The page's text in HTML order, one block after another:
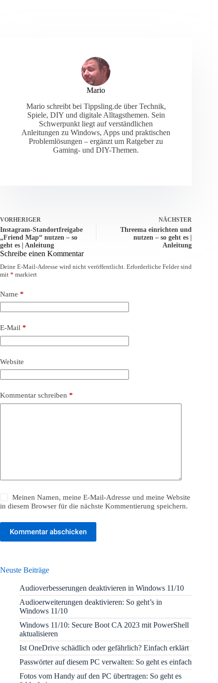
Mario
Mario schreibt bei Tippsling.de über Technik,
Spiele, DIY und digitale Alltagsthemen. Sein
Schwerpunkt liegt auf verständlichen
Anleitungen zu Windows, Apps und praktischen
Problemlösungen – ergänzt um Ratgeber zu
Gaming- und DIY-Themen.
VORHERIGER
Instagram-Standortfreigabe
„Friend Map“ nutzen – so
geht es | Anleitung
NÄCHSTER
Threema einrichten und
nutzen – so geht es |
Anleitung
Schreibe einen Kommentar
Deine E-Mail-Adresse wird nicht veröffentlicht. Erforderliche Felder sind
mit * markiert
Name *
E-Mail *
Website
Kommentar schreiben *
Meinen Namen, meine E-Mail-Adresse und meine Website
in diesem Browser für die nächste Kommentierung speichern.
Kommentar abschicken
Neuste Beiträge
Audioverbesserungen deaktivieren in Windows 11/10
Audioerweiterungen deaktivieren: So geht’s in
Windows 11/10
Windows 11/10: Secure Boot CA 2023 mit PowerShell
aktualisieren
Ist OneDrive schädlich oder gefährlich? Einfach erklärt
Passwörter auf diesem PC verwalten: So geht es einfach
Fotos vom Handy auf den PC übertragen: So geht es